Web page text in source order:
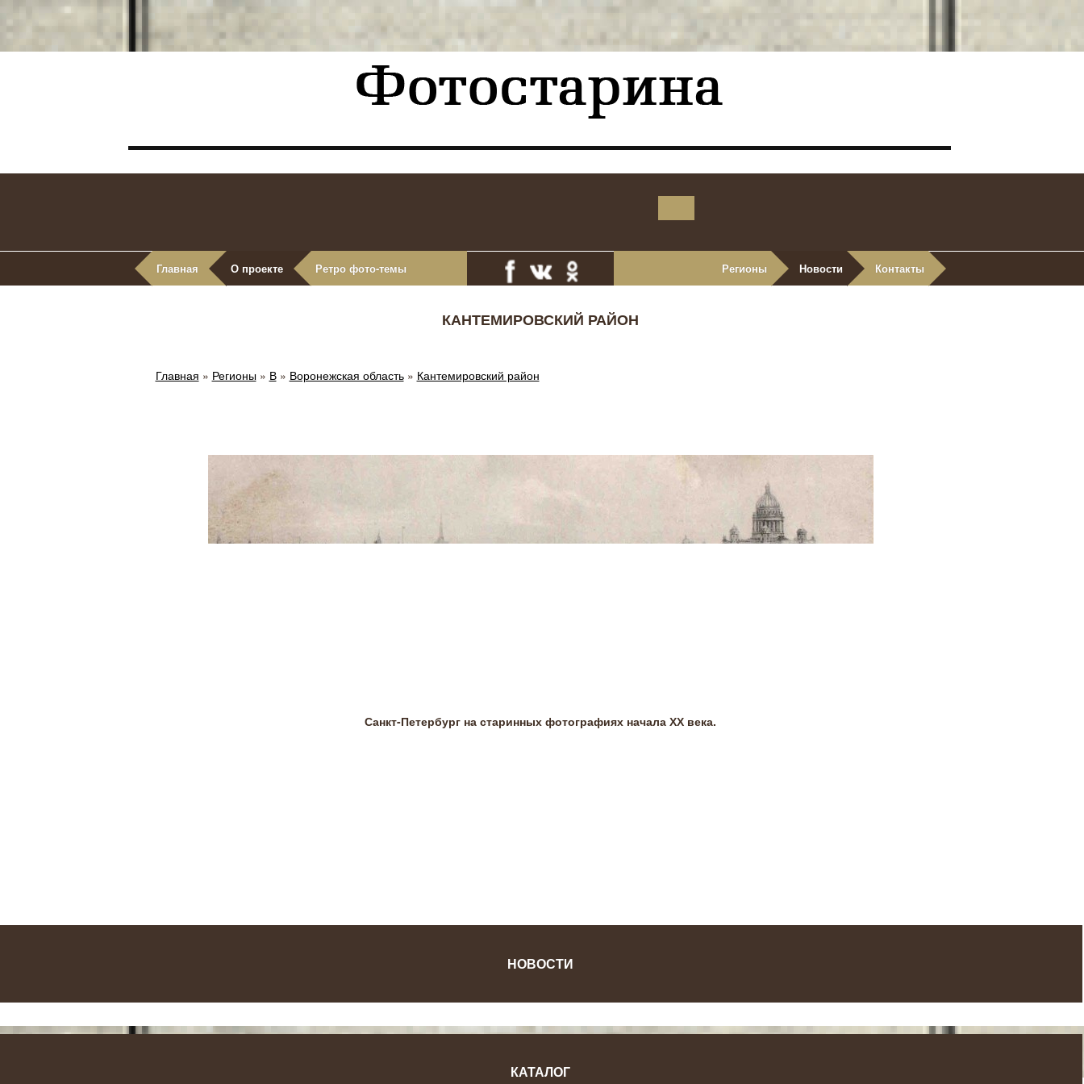
Главная О проекте Ретро фото-темы Регионы Новости Контакты
КАНТЕМИРОВСКИЙ РАЙОН
Главная » Регионы» В» Воронежская область» Кантемировский район
Санкт-Петербург на старинных фотографиях начала ХХ века.
НОВОСТИ
КАТАЛОГ